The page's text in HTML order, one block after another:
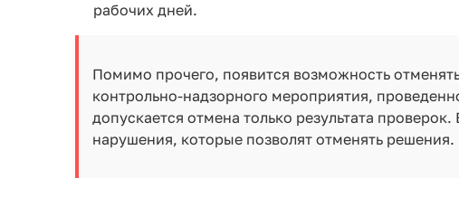
рабочих дней.
Помимо прочего, появится возможность
контрольно-надзорного мероприятия,
допускается отмена только результата проверок.
нарушения, которые позволят отменять решения.